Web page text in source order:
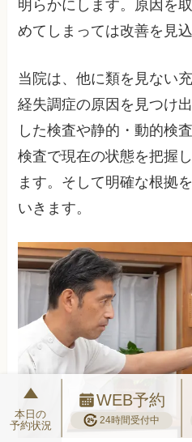
明らかにします。原因を
めてしまっては改善を見
当院は、他に類を見ない
経失調症の原因を見つけ
した検査や静的・動的検
検査で現在の状態を把握
ます。そして明確な根拠
いきます。
本日の
予約状況
WEB予約
24時間受付中